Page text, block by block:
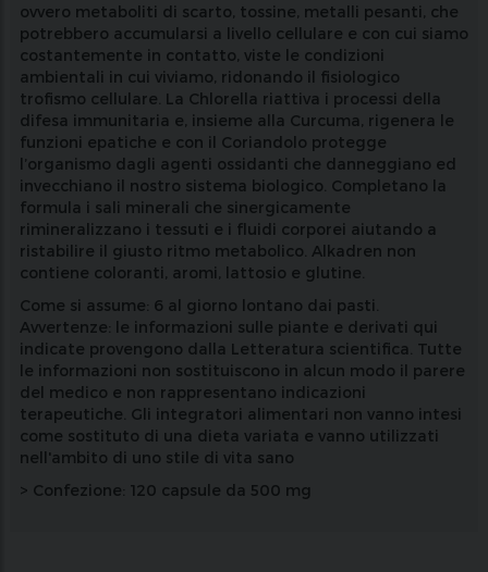
ovvero metaboliti di scarto, tossine, metalli pesanti, che
potrebbero accumularsi a livello cellulare e con cui siamo
costantemente in contatto, viste le condizioni
ambientali in cui viviamo, ridonando il fisiologico
trofismo cellulare. La Chlorella riattiva i processi della
difesa immunitaria e, insieme alla Curcuma, rigenera le
funzioni epatiche e con il Coriandolo protegge
l’organismo dagli agenti ossidanti che danneggiano ed
invecchiano il nostro sistema biologico. Completano la
formula i sali minerali che sinergicamente
rimineralizzano i tessuti e i fluidi corporei aiutando a
ristabilire il giusto ritmo metabolico. Alkadren non
contiene coloranti, aromi, lattosio e glutine.
Come si assume: 6 al giorno lontano dai pasti.
Avvertenze: le informazioni sulle piante e derivati qui
indicate provengono dalla Letteratura scientifica. Tutte
le informazioni non sostituiscono in alcun modo il parere
del medico e non rappresentano indicazioni
terapeutiche. Gli integratori alimentari non vanno intesi
come sostituto di una dieta variata e vanno utilizzati
nell'ambito di uno stile di vita sano
> Confezione: 120 capsule da 500 mg